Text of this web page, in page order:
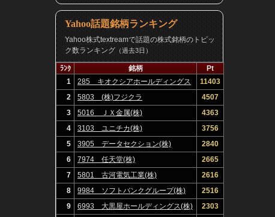
Yahoo話題銘柄ランキング
Yahoo株式textreamで話題の株式銘柄のトピッ
ク数ランキング（過去3日）
ﾗﾝｸ 銘柄
Pt
1
285 キオクシアホールディングス
(株)
11403
2
5803 (株)フジクラ
4507
3
5016 ＪＸ金属(株)
4363
4
3103 ユニチカ(株)
3756
5
3905 データセクション(株)
2840
6
7974 任天堂(株)
2665
7
5801 古河電気工業(株)
2616
8
9984 ソフトバンクグループ(株)
2516
9
6993 大黒屋ホールディングス(株)
2303